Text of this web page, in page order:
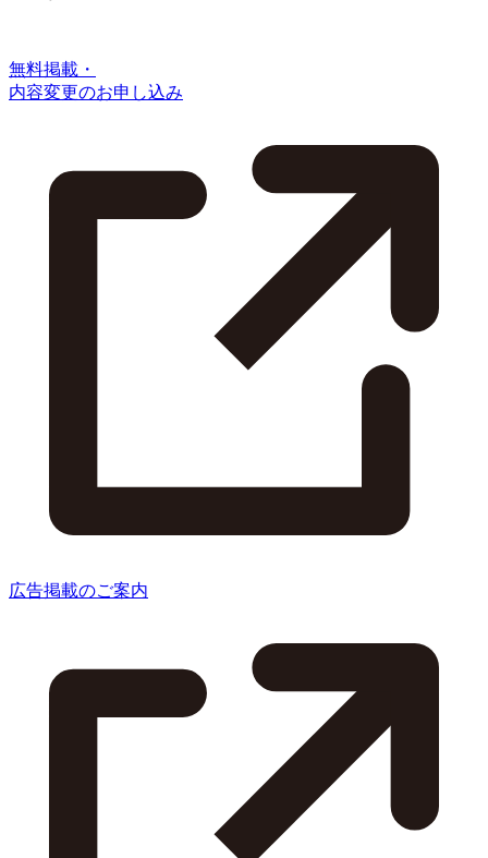
無料掲載・
内容変更のお申し込み
広告掲載のご案内